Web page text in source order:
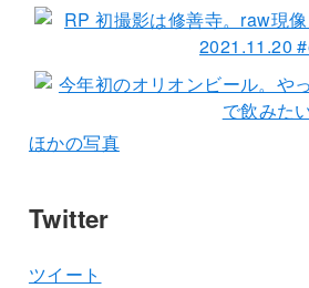
ほかの写真
Twitter
ツイート